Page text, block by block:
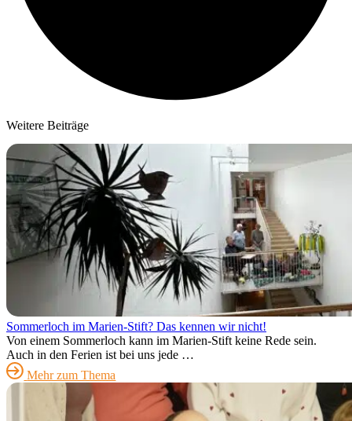
Weitere Beiträge
Sommerloch im Marien-Stift? Das kennen wir nicht!
Von einem Sommerloch kann im Marien-Stift keine Rede sein.
Auch in den Ferien ist bei uns jede …
Mehr zum Thema